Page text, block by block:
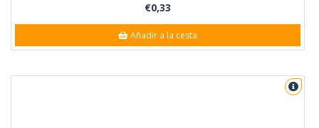
€0,33
Añadir a la cesta